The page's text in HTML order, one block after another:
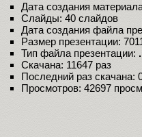
Дата создания
Слайды: 40 слайдов
Дата создания файла
Размер презентации:
Тип файла презентации:
Скачана: 11647 раз
Последний раз скачана:
Просмотров: 42697